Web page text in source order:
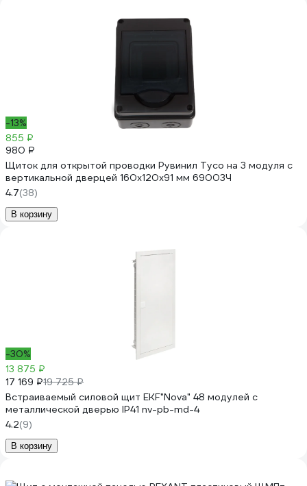
-13%
855 ₽
980 ₽
Щиток для открытой проводки Рувинил Тусо на 3 модуля с
вертикальной дверцей 160x120x91 мм 69003Ч
4.7(38)
В корзину
-30%
13 875 ₽
17 169 ₽19 725 ₽
Встраиваемый силовой щит EKF"Nova" 48 модулей с
металлической дверью IP41 nv-pb-md-4
4.2(9)
В корзину